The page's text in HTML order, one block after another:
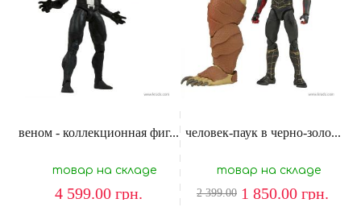
веном - коллекционная фиг...
товар на складе
4 599.00 грн.
человек-паук в черно-золо...
товар на складе
2 399.00 1 850.00 грн.